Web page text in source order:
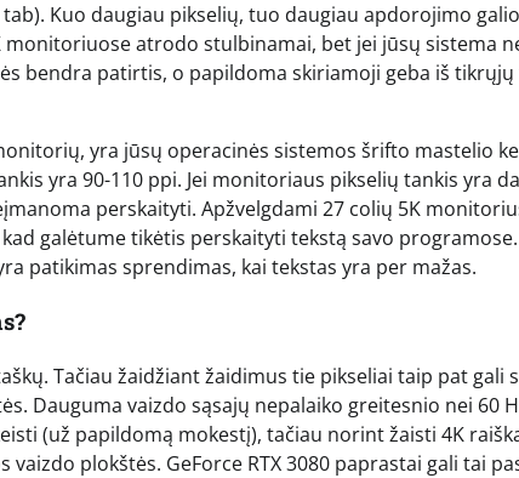
Kuo daugiau pikselių, tuo daugiau apdorojimo
monitoriuose atrodo stulbinamai, bet jei jūsų sistema
bendra patirtis, o papildoma skiriamoji geba iš
yra jūsų operacinės sistemos šrifto mastelio
yra 90-110 ppi. Jei monitoriaus pikselių tankis yra
perskaityti. Apžvelgdami 27 colių 5K
galėtume tikėtis perskaityti tekstą savo programose.
patikimas sprendimas, kai tekstas yra per mažas.
Tačiau žaidžiant žaidimus tie pikseliai taip pat gali
Dauguma vaizdo sąsajų nepalaiko greitesnio nei 60
(už papildomą mokestį), tačiau norint žaisti 4K
plokštės. GeForce RTX 3080 paprastai gali tai